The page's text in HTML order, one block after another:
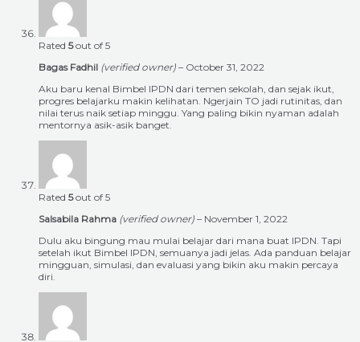
Rated 5out of 5
Bagas Fadhil (verified owner) – October 31, 2022
Aku baru kenal Bimbel IPDN dari temen sekolah, dan sejak ikut,
progres belajarku makin kelihatan. Ngerjain TO jadi rutinitas, dan
nilai terus naik setiap minggu. Yang paling bikin nyaman adalah
mentornya asik-asik banget.
Rated 5out of 5
Salsabila Rahma (verified owner) – November 1, 2022
Dulu aku bingung mau mulai belajar dari mana buat IPDN. Tapi
setelah ikut Bimbel IPDN, semuanya jadi jelas. Ada panduan belajar
mingguan, simulasi, dan evaluasi yang bikin aku makin percaya
diri.